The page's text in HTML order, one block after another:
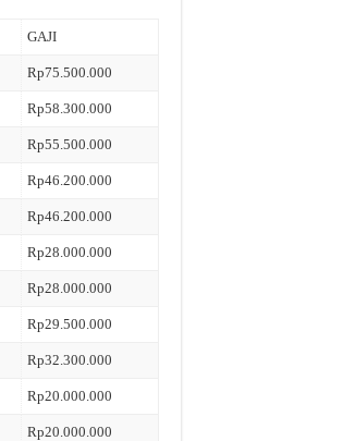
GAJI
Rp75.500.000
Rp58.300.000
Rp55.500.000
Rp46.200.000
Rp46.200.000
Rp28.000.000
Rp28.000.000
Rp29.500.000
Rp32.300.000
Rp20.000.000
Rp20.000.000